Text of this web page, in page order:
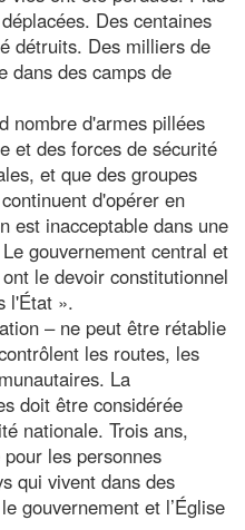
Des centaines
détruits. Des milliers de
dans des camps de
nombre d'armes pillées
et des forces de sécurité
et que des groupes
d'opérer en
est inacceptable dans une
gouvernement central et
le devoir constitutionnel
l'État ».
– ne peut être rétablie
les routes, les
La
doit être considérée
nationale. Trois ans,
les personnes
qui vivent dans des
gouvernement et l’Église